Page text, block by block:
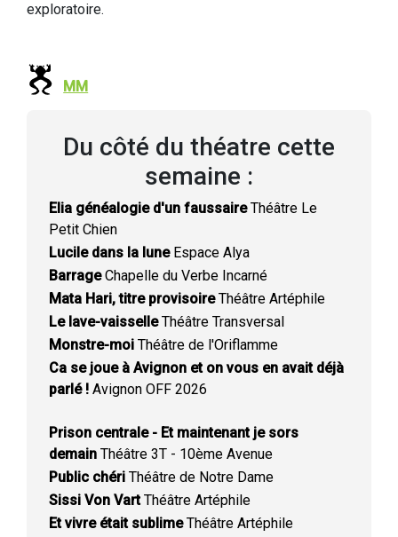
exploratoire.
MM
Du côté du théatre cette
semaine :
Elia généalogie d'un faussaireThéâtre Le
Petit Chien
Lucile dans la luneEspace Alya
BarrageChapelle du Verbe Incarné
Mata Hari, titre provisoireThéâtre Artéphile
Le lave-vaisselleThéâtre Transversal
Monstre-moi Théâtre de l'Oriflamme
Ca se joue à Avignon et on vous en avait déjà
parlé ! Avignon OFF 2026
Prison centrale - Et maintenant je sors
demain Théâtre 3T - 10ème Avenue
Public chéri Théâtre de Notre Dame
Sissi Von VartThéâtre Artéphile
Et vivre était sublimeThéâtre Artéphile